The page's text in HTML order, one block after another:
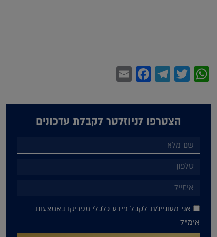
WhatsApp
Twitter
Telegram
Facebook
הצטרפו לניוזלטר לקבלת עדכונים
אני מעוניינ/ת לקבל מידע כלכלי מפריקו באמצעות
אימייל